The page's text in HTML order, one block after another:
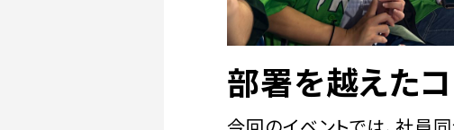
部署を越えた